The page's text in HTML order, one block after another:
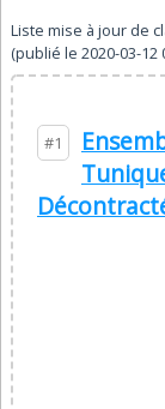
Liste mise à jour de
(publié le 2020-03-12
#1